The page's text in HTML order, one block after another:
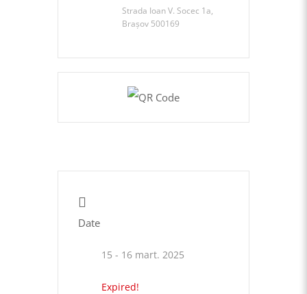
Strada Ioan V. Socec 1a,
Brașov 500169
Date
15 - 16 mart. 2025
Expired!